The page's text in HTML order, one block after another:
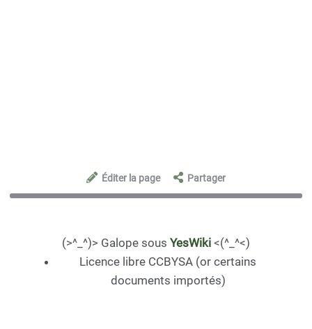
Éditer la page Partager
(>^_^)> Galope sous YesWiki <(^_^<)
Licence libre CCBYSA (or certains
documents importés)